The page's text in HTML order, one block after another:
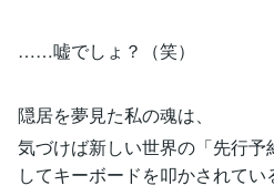
……嘘でしょ？（笑）
隠居を夢見た私の魂は、
気づけば新しい世界の「先行予
してキーボードを叩かされてい